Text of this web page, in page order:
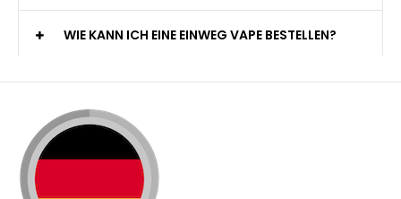
WIE KANN ICH EINE EINWEG VAPE BESTELLEN?